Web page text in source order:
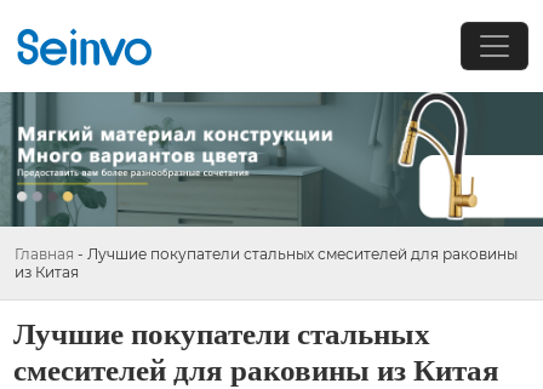
Главная - Лучшие покупатели стальных смесителей для раковины
из Китая
Лучшие покупатели стальных
смесителей для раковины из Китая